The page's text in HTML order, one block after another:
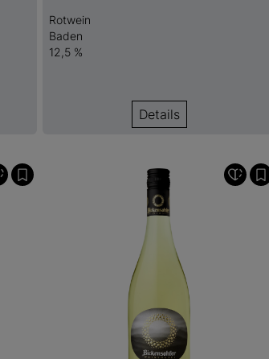
Rotwein
Baden
12,5 %
Details